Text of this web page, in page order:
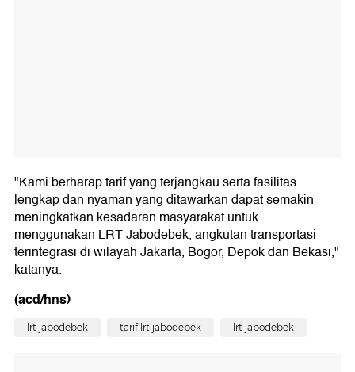
"Kami berharap tarif yang terjangkau serta fasilitas
lengkap dan nyaman yang ditawarkan dapat semakin
meningkatkan kesadaran masyarakat untuk
menggunakan LRT Jabodebek, angkutan transportasi
terintegrasi di wilayah Jakarta, Bogor, Depok dan Bekasi,"
katanya.
(acd/hns)
lrt jabodebek tarif lrt jabodebek lrt jabodebek